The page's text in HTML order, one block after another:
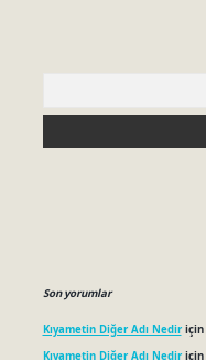
Son yorumlar
Kıyametin Diğer Adı Nediriçin
Kıyametin Diğer Adı Nediriçin